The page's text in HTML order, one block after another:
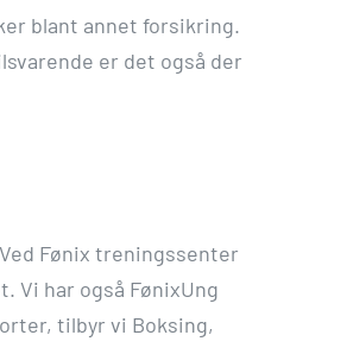
blant annet forsikring.
er det også der
Fønix treningssenter
Vi har også FønixUng
tilbyr vi Boksing,